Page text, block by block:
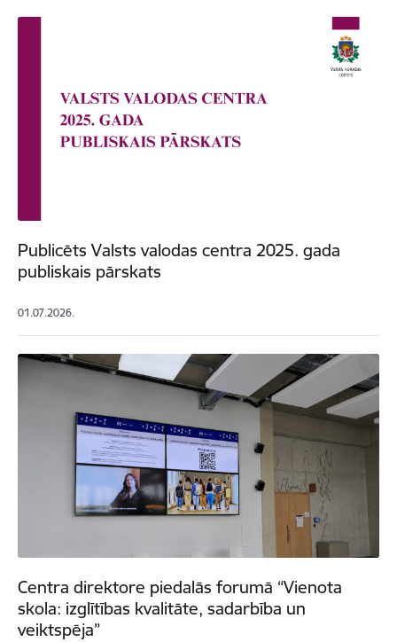
Publicēts Valsts valodas centra 2025. gada
publiskais pārskats
01.07.2026.
Centra direktore piedalās forumā “Vienota
skola: izglītības kvalitāte, sadarbība un
veiktspēja”